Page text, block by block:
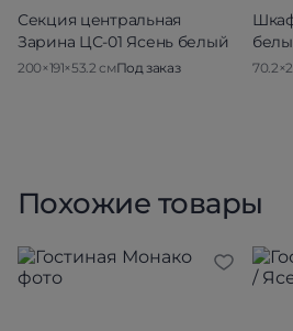
Секция центральная
Зарина ЦС-01 Ясень белый
200×191×53.2 смПод заказ
Похожие товары